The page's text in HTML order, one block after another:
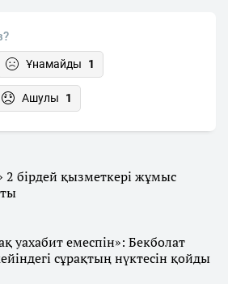
Ұнамайды 1
Ашулы 1
бірдей қызметкері жұмыс
уахабит емеспін»: Бекболат
сұрақтың нүктесін қойды